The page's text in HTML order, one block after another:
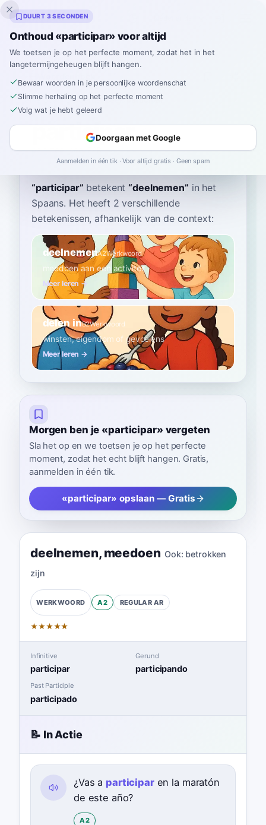
Inklingo
Home› Spaans›Woordenboek›participar
participar
par-tee-see-PAR paɾtisiˈpaɾ
“participar” betekent “deelnemen” in het
Spaans. Het heeft 2 verschillende
betekenissen, afhankelijk van de context:
deelnemenA2Werkwoord
meedoen aan een activiteit
Meer leren →
delen inB2Werkwoord
winsten, eigendom of gevoelens
Meer leren →
Morgen ben je «participar» vergeten
Sla het op en we toetsen je op het perfecte
moment, zodat het echt blijft hangen. Gratis,
aanmelden in één tik.
«participar» opslaan — Gratis
deelnemen, meedoen Ook: betrokken
zijn
WERKWOORD A2 REGULAR AR
★★★★★
Infinitive
participar
Gerund
participando
Past Participle
participado
📝 In Actie
¿Vas a participaren la maratón
de este año?
A2
DUURT 3 SECONDEN
Onthoud «participar» voor altijd
We toetsen je op het perfecte moment, zodat het in het
langetermijngeheugen blijft hangen.
Bewaar woorden in je persoonlijke woordenschat
Slimme herhaling op het perfecte moment
Volg wat je hebt geleerd
Doorgaan met Google
Aanmelden in één tik · Voor altijd gratis · Geen spam